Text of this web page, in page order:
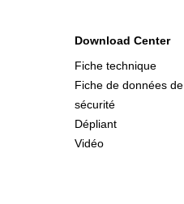
Download Center
Fiche technique
Fiche de données de
sécurité
Dépliant
Vidéo